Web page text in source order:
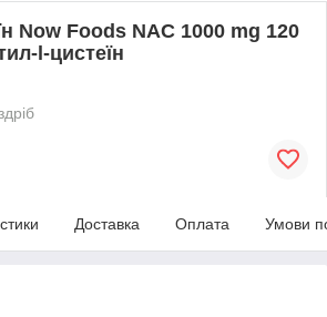
Now Foods NAC 1000 mg 120
l-цистеїн
Доставка Оплата Умови